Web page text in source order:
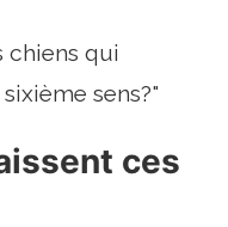
chiens qui
sens?"
ces